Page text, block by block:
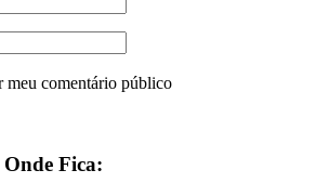
meu comentário público
Fica: